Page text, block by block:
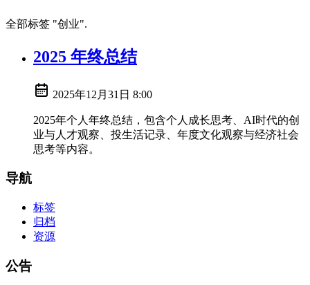
全部标签 "创业".
2025 年终总结
2025年12月31日 8:00
2025年个人年终总结，包含个人成长思考、AI时代的创
业与人才观察、投生活记录、年度文化观察与经济社会
思考等内容。
导航
标签
归档
资源
公告